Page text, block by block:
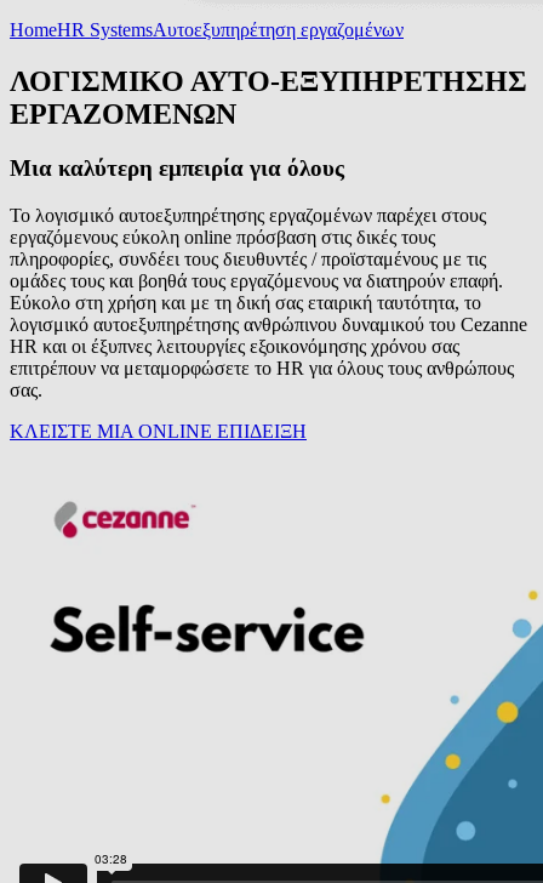
HomeHR SystemsΑυτοεξυπηρέτηση εργαζομένων
ΛΟΓΙΣΜΙΚΟ ΑΥΤΟ-ΕΞΥΠΗΡΕΤΗΣΗΣ
ΕΡΓΑΖΟΜΕΝΩΝ
Μια καλύτερη εμπειρία για όλους
Το λογισμικό αυτοεξυπηρέτησης εργαζομένων παρέχει στους
εργαζόμενους εύκολη online πρόσβαση στις δικές τους
πληροφορίες, συνδέει τους διευθυντές / προϊσταμένους με τις
ομάδες τους και βοηθά τους εργαζόμενους να διατηρούν επαφή.
Εύκολο στη χρήση και με τη δική σας εταιρική ταυτότητα, το
λογισμικό αυτοεξυπηρέτησης ανθρώπινου δυναμικού του Cezanne
HR και οι έξυπνες λειτουργίες εξοικονόμησης χρόνου σας
επιτρέπουν να μεταμορφώσετε το HR για όλους τους ανθρώπους
σας.
ΚΛΕΙΣΤΕ ΜΙΑ ONLINE ΕΠΙΔΕΙΞΗ